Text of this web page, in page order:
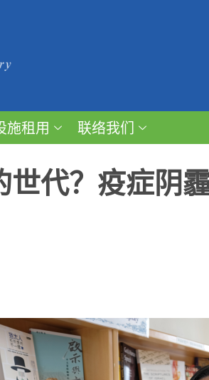
施租用 联络我们
代？疫症阴